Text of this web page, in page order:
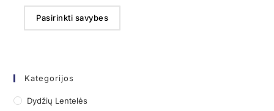
Pasirinkti savybes
Kategorijos
Dydžių Lentelės